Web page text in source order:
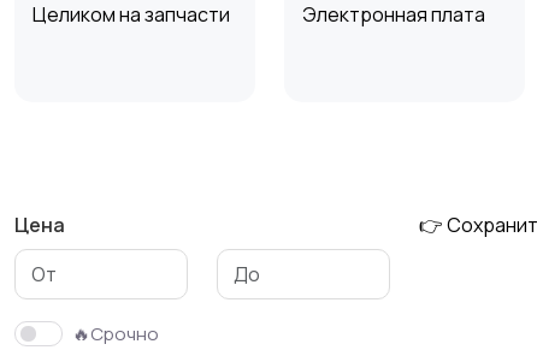
Целиком на запчасти Электронная плата
Цена
🔥Срочно
👉